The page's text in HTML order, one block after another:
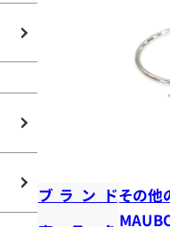
ブランドその他